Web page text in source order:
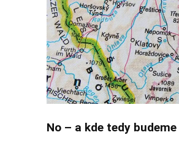
No – a kde tedy